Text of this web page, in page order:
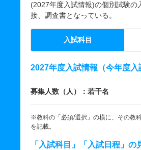
(2027年度入試情報)の個別試験の
接、調査書となっている。
入試科目
2027年度入試情報（今年度入
募集人数（人）：若干名
※教科の「必須/選択」の横に、その教
を記載。
「入試科目」「入試日程」の